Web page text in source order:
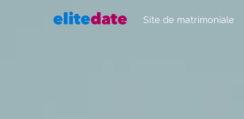
Site de matrimoniale